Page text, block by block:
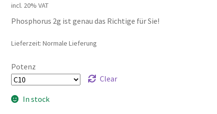
incl. 20% VAT
Phosphorus 2g ist genau das Richtige für Sie!
Lieferzeit: Normale Lieferung
Potenz
Clear
In stock